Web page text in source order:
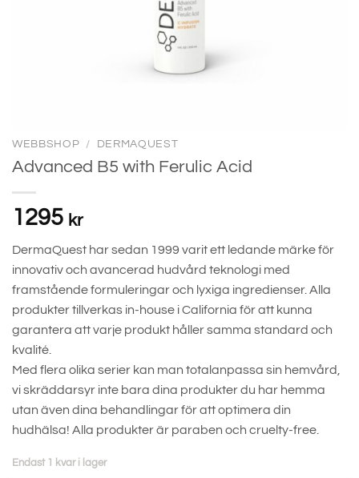
WEBBSHOP / DERMAQUEST
Advanced B5 with Ferulic Acid
1295 kr
DermaQuest har sedan 1999 varit ett ledande märke för
innovativ och avancerad hudvård teknologi med
framstående formuleringar och lyxiga ingredienser. Alla
produkter tillverkas in-house i California för att kunna
garantera att varje produkt håller samma standard och
kvalité.
Med flera olika serier kan man totalanpassa sin hemvård,
vi skräddarsyr inte bara dina produkter du har hemma
utan även dina behandlingar för att optimera din
hudhälsa! Alla produkter är paraben och cruelty-free.
Endast 1 kvar i lager